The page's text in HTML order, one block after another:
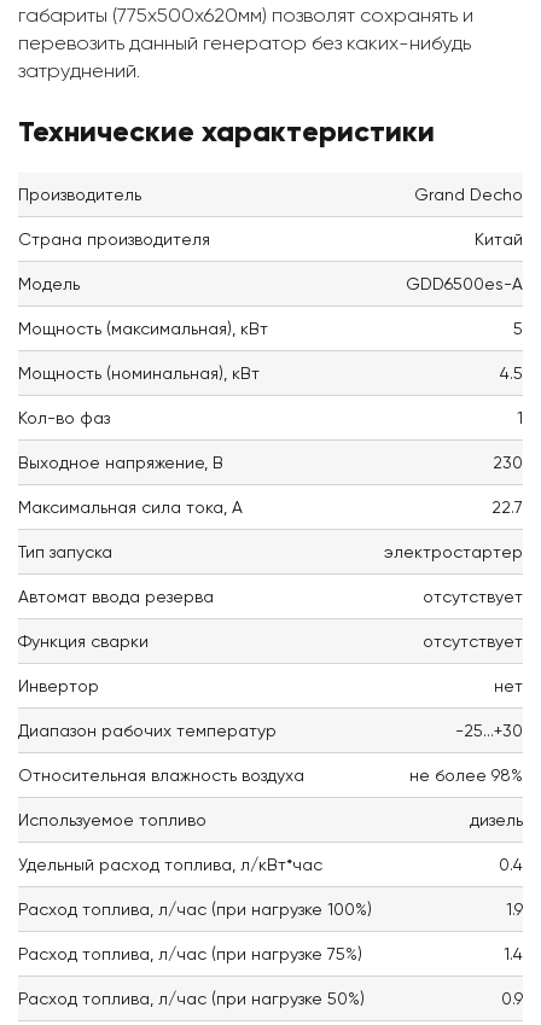
габариты (775x500x620мм) позволят сохранять и
перевозить данный генератор без каких-нибудь
затруднений.
Технические характеристики
Производитель Grand Decho
Страна производителя Китай
Модель GDD6500es-A
Мощность (максимальная), кВт 5
Мощность (номинальная), кВт 4.5
Кол-во фаз 1
Выходное напряжение, В 230
Максимальная сила тока, А 22.7
Тип запуска электростартер
Автомат ввода резерва отсутствует
Функция сварки отсутствует
Инвертор нет
Диапазон рабочих температур -25...+30
Относительная влажность воздуха не более 98%
Используемое топливо дизель
Удельный расход топлива, л/кВт*час 0.4
Расход топлива, л/час (при нагрузке 100%) 1.9
Расход топлива, л/час (при нагрузке 75%) 1.4
Расход топлива, л/час (при нагрузке 50%) 0.9